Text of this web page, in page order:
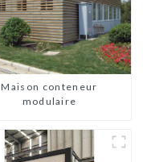
Maison conteneur
modulaire